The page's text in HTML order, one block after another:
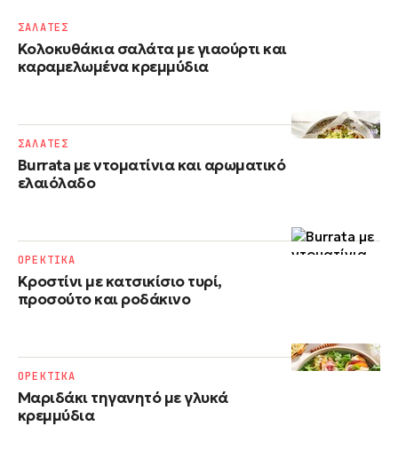
Κολοκυθάκια σαλάτα με γιαούρτι και
καραμελωμένα κρεμμύδια
ΣΑΛΑΤΕΣ
Burrata με ντοματίνια και αρωματικό
ελαιόλαδο
ΣΑΛΑΤΕΣ
Κροστίνι με κατσικίσιο τυρί,
προσούτο και ροδάκινο
ΟΡΕΚΤΙΚΑ
Μαριδάκι τηγανητό με γλυκά
κρεμμύδια
ΟΡΕΚΤΙΚΑ